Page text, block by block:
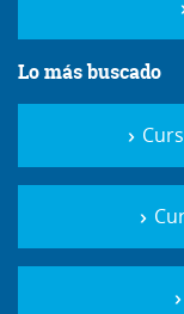
Lo más buscado